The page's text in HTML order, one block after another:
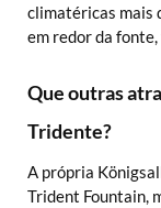
climatéricas mais
em redor da
Que outras
Tridente?
A própria
Trident Fountain,